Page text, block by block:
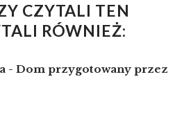
CZYTALI TEN
RÓWNIEŻ:
- Dom przygotowany przez